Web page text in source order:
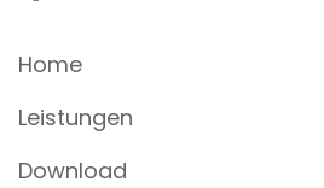
Home
Leistungen
Download